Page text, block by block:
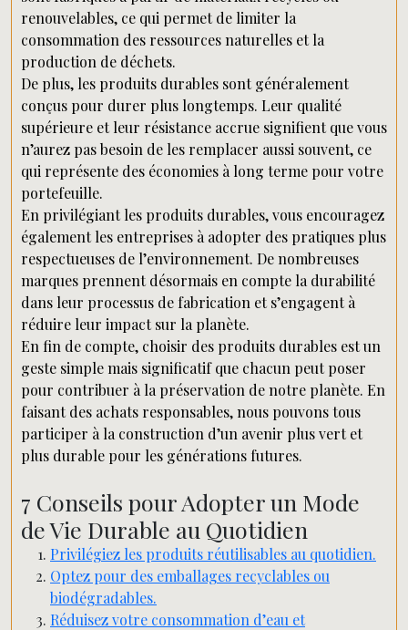
renouvelables, ce qui permet de limiter la
consommation des ressources naturelles et la
production de déchets.
De plus, les produits durables sont généralement
conçus pour durer plus longtemps. Leur qualité
supérieure et leur résistance accrue signifient que vous
n’aurez pas besoin de les remplacer aussi souvent, ce
qui représente des économies à long terme pour votre
portefeuille.
En privilégiant les produits durables, vous encouragez
également les entreprises à adopter des pratiques plus
respectueuses de l’environnement. De nombreuses
marques prennent désormais en compte la durabilité
dans leur processus de fabrication et s’engagent à
réduire leur impact sur la planète.
En fin de compte, choisir des produits durables est un
geste simple mais significatif que chacun peut poser
pour contribuer à la préservation de notre planète. En
faisant des achats responsables, nous pouvons tous
participer à la construction d’un avenir plus vert et
plus durable pour les générations futures.
7 Conseils pour Adopter un Mode
de Vie Durable au Quotidien
Privilégiez les produits réutilisables au quotidien.
Optez pour des emballages recyclables ou
biodégradables.
Réduisez votre consommation d’eau et